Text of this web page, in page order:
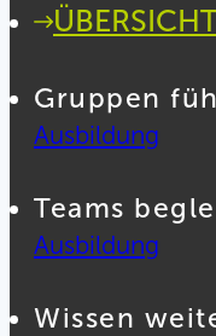
Gruppen
Ausbildung
Teams
Ausbildung
Wissen